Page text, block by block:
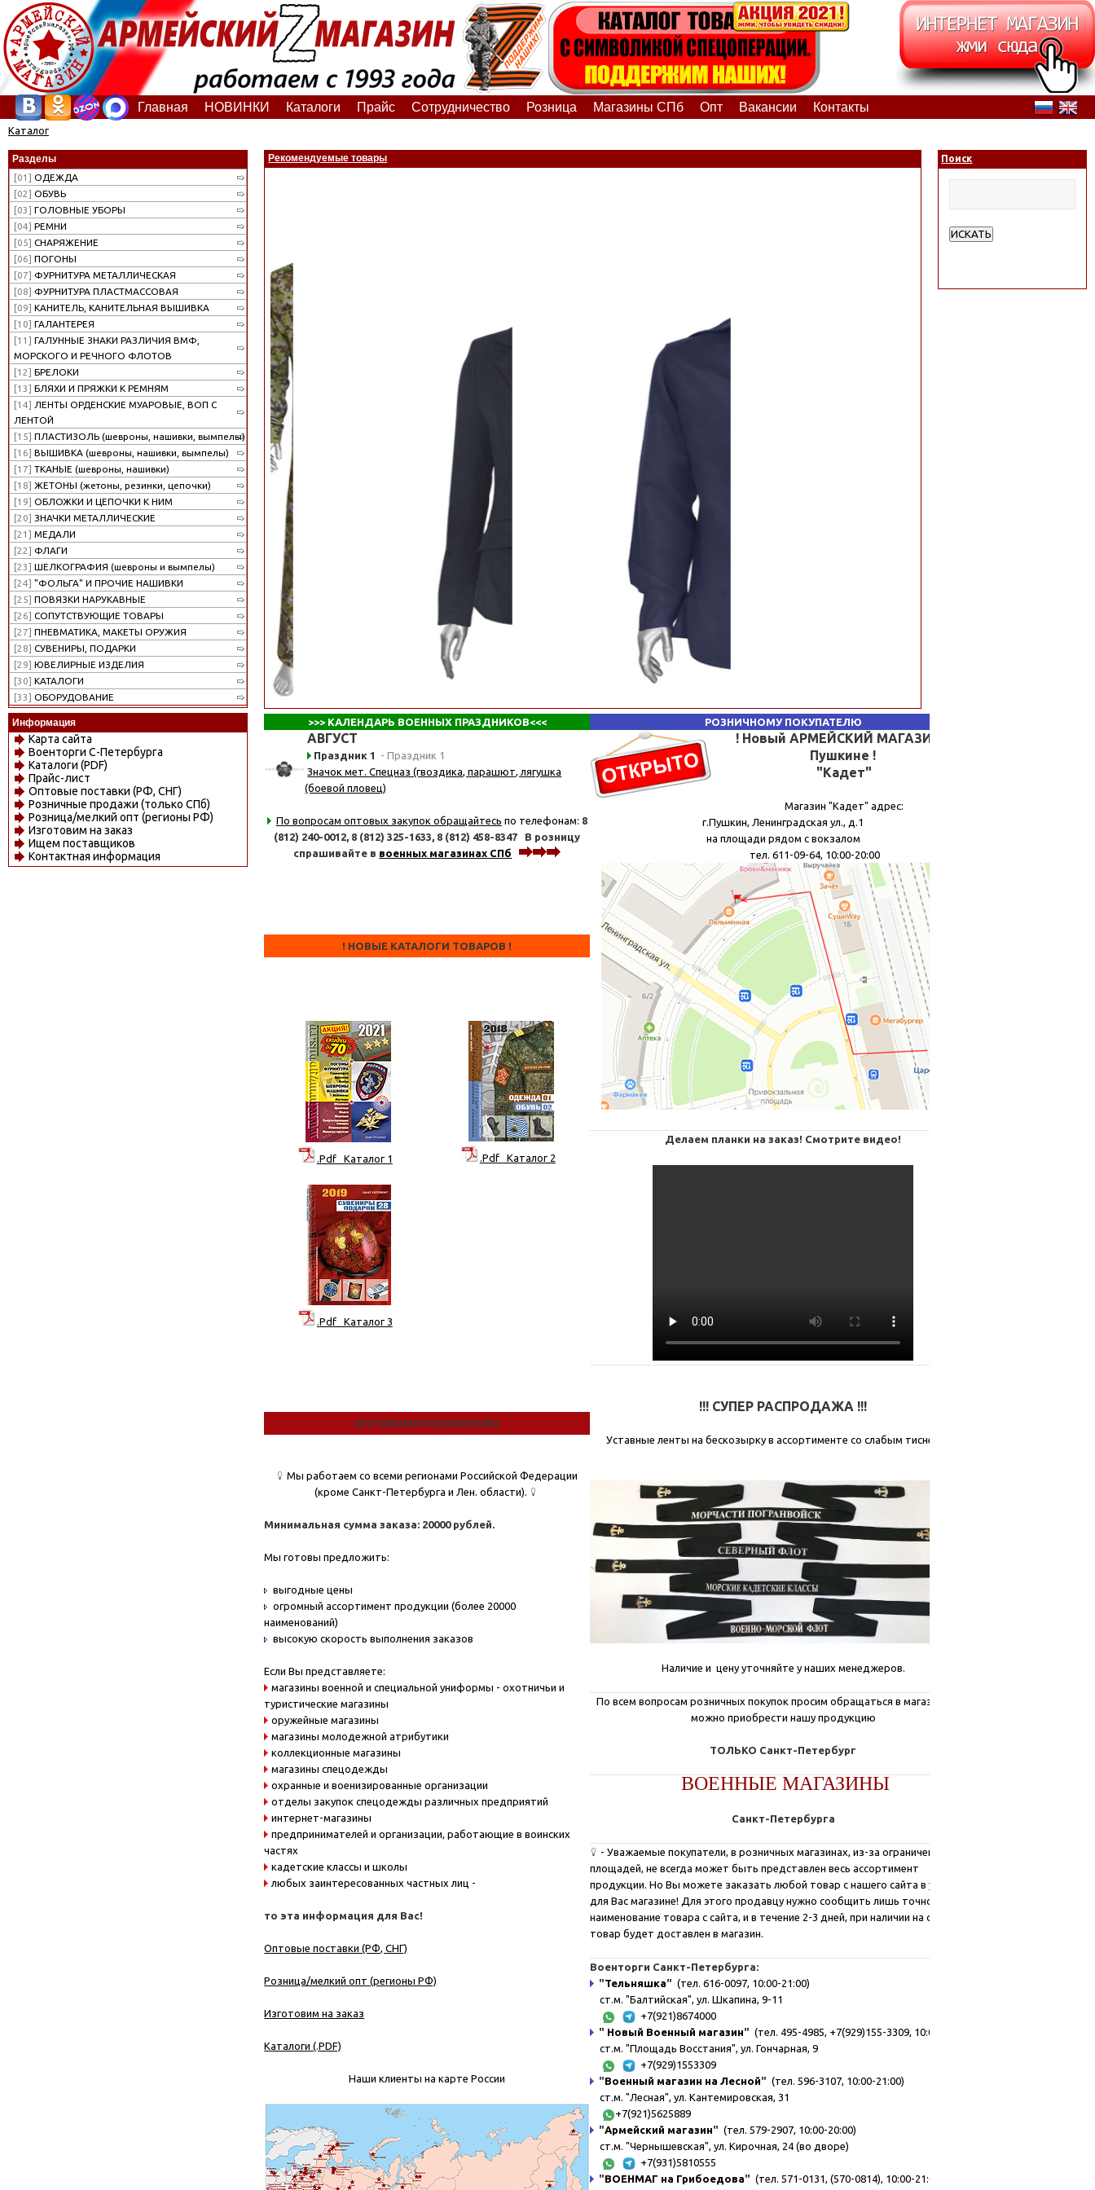
Главная НОВИНКИ Каталоги Прайс Сотрудничество Розница Магазины СПб Опт Вакансии Контакты
Каталог
Разделы
[01] ОДЕЖДА
[02] ОБУВЬ
[03] ГОЛОВНЫЕ УБОРЫ
[04] РЕМНИ
[05] СНАРЯЖЕНИЕ
[06] ПОГОНЫ
[07] ФУРНИТУРА МЕТАЛЛИЧЕСКАЯ
[08] ФУРНИТУРА ПЛАСТМАССОВАЯ
[09] КАНИТЕЛЬ, КАНИТЕЛЬНАЯ ВЫШИВКА
[10] ГАЛАНТЕРЕЯ
[11] ГАЛУННЫЕ ЗНАКИ РАЗЛИЧИЯ ВМФ,
МОРСКОГО И РЕЧНОГО ФЛОТОВ
[12] БРЕЛОКИ
[13] БЛЯХИ И ПРЯЖКИ К РЕМНЯМ
[14] ЛЕНТЫ ОРДЕНСКИЕ МУАРОВЫЕ, ВОП С
ЛЕНТОЙ
[15] ПЛАСТИЗОЛЬ (шевроны, нашивки, вымпелы)
[16] ВЫШИВКА (шевроны, нашивки, вымпелы)
[17] ТКАНЫЕ (шевроны, нашивки)
[18] ЖЕТОНЫ (жетоны, резинки, цепочки)
[19] ОБЛОЖКИ И ЦЕПОЧКИ К НИМ
[20] ЗНАЧКИ МЕТАЛЛИЧЕСКИЕ
[21] МЕДАЛИ
[22] ФЛАГИ
[23] ШЕЛКОГРАФИЯ (шевроны и вымпелы)
[24] "ФОЛЬГА" И ПРОЧИЕ НАШИВКИ
[25] ПОВЯЗКИ НАРУКАВНЫЕ
[26] СОПУТСТВУЮЩИЕ ТОВАРЫ
[27] ПНЕВМАТИКА, МАКЕТЫ ОРУЖИЯ
[28] СУВЕНИРЫ, ПОДАРКИ
[29] ЮВЕЛИРНЫЕ ИЗДЕЛИЯ
[30] КАТАЛОГИ
[33] ОБОРУДОВАНИЕ
Информация
Карта сайта
Военторги С-Петербурга
Каталоги (PDF)
Прайс-лист
Оптовые поставки (РФ, СНГ)
Розничные продажи (только СПб)
Розница/мелкий опт (регионы РФ)
Изготовим на заказ
Ищем поставщиков
Контактная информация
Рекомендуемые товары
>>> КАЛЕНДАРЬ ВОЕННЫХ ПРАЗДНИКОВ<<< РОЗНИЧНОМУ ПОКУПАТЕЛЮ
АВГУСТ
Праздник 1 - Праздник 1
Значок мет. Спецназ (гвоздика, парашют, лягушка
(боевой пловец)
По вопросам оптовых закупок обращайтесь по телефонам: 8
(812) 240-0012, 8 (812) 325-1633, 8 (812) 458-8347
В розницу
спрашивайте в военных магазинах СПб
! Новый АРМЕЙСКИЙ МАГАЗИН в
Пушкине !
"Кадет"
Магазин "Кадет" адрес:
г.Пушкин, Ленинградская ул., д.1
на площади рядом с вокзалом
тел. 611-09-64, 10:00-20:00
Делаем планки на заказ! Смотрите видео!
!!! СУПЕР РАСПРОДАЖА !!!
Уставные ленты на бескозырку в ассортименте со слабым тиснением.
Наличие и цену уточняйте у наших менеджеров.
По всем вопросам розничных покупок просим обращаться в магазины, где
можно приобрести нашу продукцию
ТОЛЬКО Санкт-Петербург
ВОЕННЫЕ МАГАЗИНЫ
Санкт-Петербурга
-Уважаемые покупатели, в розничных магазинах, из-за ограниченных
площадей, не всегда может быть представлен весь ассортимент
продукции. Но Вы можете заказать любой товар с нашего сайта в удобном
для Вас магазине! Для этого продавцу нужно сообщить лишь точное
наименование товара с сайта, и в течение 2-3 дней, при наличии на складе,
товар будет доставлен в магазин.
Военторги Санкт-Петербурга:
"Тельняшка" (тел. 616-0097, 10:00-21:00)
ст.м. "Балтийская", ул. Шкапина, 9-11
+7(921)8674000
" Новый Военный магазин" (тел. 495-4985, +7(929)155-3309, 10:00-21:00)
ст.м. "Площадь Восстания", ул. Гончарная, 9
+7(929)1553309
"Военный магазин на Лесной" (тел. 596-3107, 10:00-21:00)
ст.м. "Лесная", ул. Кантемировская, 31
+7(921)5625889
"Армейский магазин" (тел. 579-2907, 10:00-20:00)
ст.м. "Чернышевская", ул. Кирочная, 24 (во дворе)
+7(931)5810555
"ВОЕНМАГ на Грибоедова" (тел. 571-0131, (570-0814), 10:00-21:00)
! НОВЫЕ КАТАЛОГИ ТОВАРОВ !
.Pdf Каталог 1 .Pdf Каталог 2
.Pdf Каталог 3
ОПТОВОМУ ПОКУПАТЕЛЮ
Мы работаем со всеми регионами Российской Федерации
(кроме Санкт-Петербурга и Лен. области).
Минимальная сумма заказа: 20000 рублей.
Мы готовы предложить:
выгодные цены
огромный ассортимент продукции (более 20000
наименований)
высокую скорость выполнения заказов
Если Вы представляете:
магазины военной и специальной униформы - охотничьи и
туристические магазины
оружейные магазины
магазины молодежной атрибутики
коллекционные магазины
магазины спецодежды
охранные и военизированные организации
отделы закупок спецодежды различных предприятий
интернет-магазины
предпринимателей и организации, работающие в воинских
частях
кадетские классы и школы
любых заинтересованных частных лиц -
то эта информация для Вас!
Оптовые поставки (РФ, СНГ)
Розница/мелкий опт (регионы РФ)
Изготовим на заказ
Каталоги (.PDF)
Наши клиенты на карте России
Поиск
ИСКАТЬ